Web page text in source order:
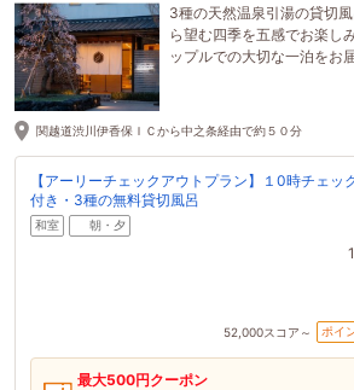
3種の天然温泉引湯の貸切
ら望む四季を五感でお楽し
ップルでの大切な一泊をお
関越道渋川伊香保ＩＣから中之条経由で約５０分
【アーリーチェックアウトプラン】１0時チェッ
付き・3種の無料貸切風呂
和室 朝・夕
52,000スコア～ ポイ
最大500円クーポン